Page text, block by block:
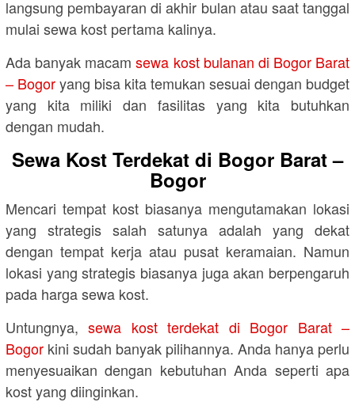
langsung pembayaran di akhir bulan atau saat tanggal
mulai sewa kost pertama kalinya.
Ada banyak macamsewa kost bulanan di Bogor Barat
– Bogoryang bisa kita temukan sesuai dengan budget
yang kita miliki dan fasilitas yang kita butuhkan
dengan mudah.
Sewa Kost Terdekat di Bogor Barat –
Bogor
Mencari tempat kost biasanya mengutamakan lokasi
yang strategis salah satunya adalah yang dekat
dengan tempat kerja atau pusat keramaian. Namun
lokasi yang strategis biasanya juga akan berpengaruh
pada harga sewa kost.
Untungnya,sewa kost terdekat di Bogor Barat –
Bogor kini sudah banyak pilihannya. Anda hanya perlu
menyesuaikan dengan kebutuhan Anda seperti apa
kost yang diinginkan.